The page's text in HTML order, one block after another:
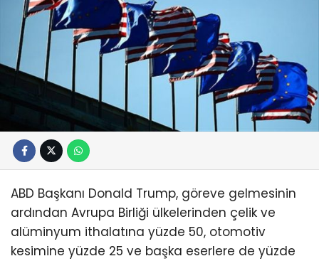
ABD Başkanı Donald Trump, göreve gelmesinin
ardından Avrupa Birliği ülkelerinden çelik ve
alüminyum ithalatına yüzde 50, otomotiv
kesimine yüzde 25 ve başka eserlere de yüzde